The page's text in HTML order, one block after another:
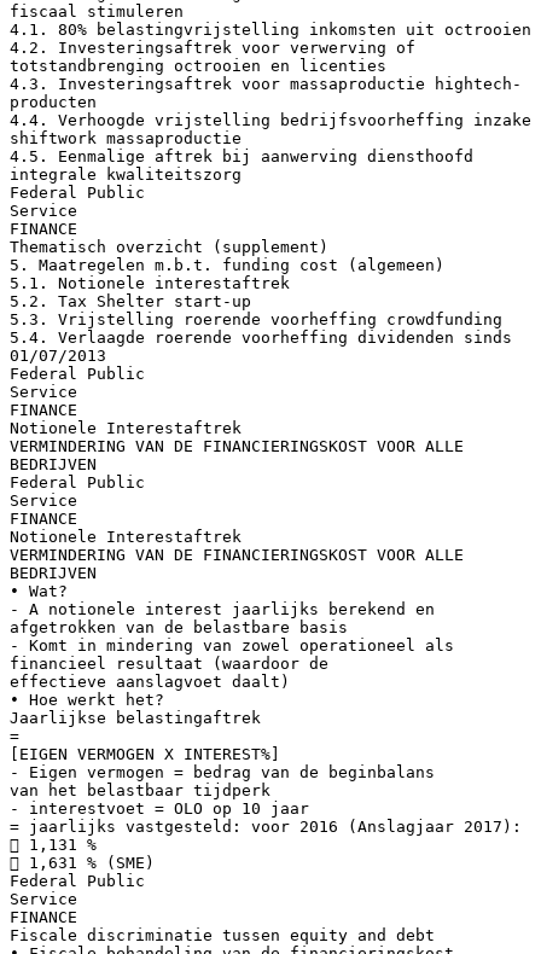
fiscaal stimuleren
4.1. 80% belastingvrijstelling inkomsten uit octrooien
4.2. Investeringsaftrek voor verwerving of
totstandbrenging octrooien en licenties
4.3. Investeringsaftrek voor massaproductie hightech-
producten
4.4. Verhoogde vrijstelling bedrijfsvoorheffing inzake
shiftwork massaproductie
4.5. Eenmalige aftrek bij aanwerving diensthoofd
integrale kwaliteitszorg
Federal Public
Service
FINANCE
Thematisch overzicht (supplement)
5. Maatregelen m.b.t. funding cost (algemeen)
5.1. Notionele interestaftrek
5.2. Tax Shelter start-up
5.3. Vrijstelling roerende voorheffing crowdfunding
5.4. Verlaagde roerende voorheffing dividenden sinds
01/07/2013
Federal Public
Service
FINANCE
Notionele Interestaftrek
VERMINDERING VAN DE FINANCIERINGSKOST VOOR ALLE
BEDRIJVEN
Federal Public
Service
FINANCE
Notionele Interestaftrek
VERMINDERING VAN DE FINANCIERINGSKOST VOOR ALLE
BEDRIJVEN
• Wat?
- A notionele interest jaarlijks berekend en
afgetrokken van de belastbare basis
- Komt in mindering van zowel operationeel als
financieel resultaat (waardoor de
effectieve aanslagvoet daalt)
• Hoe werkt het?
Jaarlijkse belastingaftrek
=
[EIGEN VERMOGEN X INTEREST%]
- Eigen vermogen = bedrag van de beginbalans
van het belastbaar tijdperk
- interestvoet = OLO op 10 jaar
= jaarlijks vastgesteld: voor 2016 (Anslagjaar 2017):
 1,131 %
 1,631 % (SME)
Federal Public
Service
FINANCE
Fiscale discriminatie tussen equity and debt